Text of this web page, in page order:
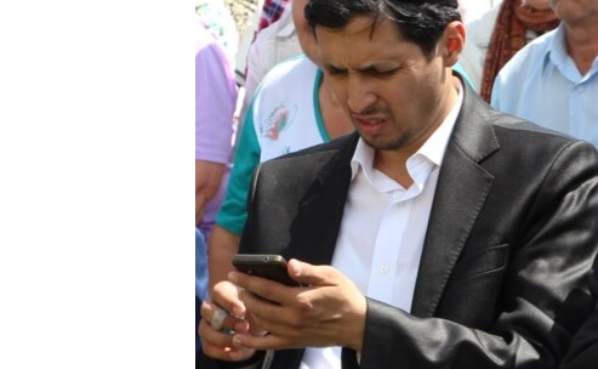
УКРАЇНСЬКА ПРОБЛЕМА КРИМУ